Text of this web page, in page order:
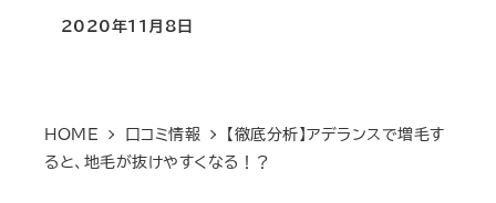
2020年11月8日
HOME 口コミ情報
【徹底分析】アデランスで増毛す
ると、地毛が抜けやすくなる！？